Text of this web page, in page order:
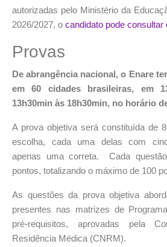
autorizadas pelo Ministério da
2026/2027, o candidato pode consultar
Provas
De abrangência nacional, o Enare
em 60 cidades brasileiras, em
13h30min às 18h30min, no horário
A prova objetiva será constituída de
escolha, cada uma delas com
apenas uma correta. Cada
pontos, totalizando o máximo de 100
As questões da prova objetiva
presentes nas matrizes de
pré-requisitos, aprovadas pela
Residência Médica (CNRM).